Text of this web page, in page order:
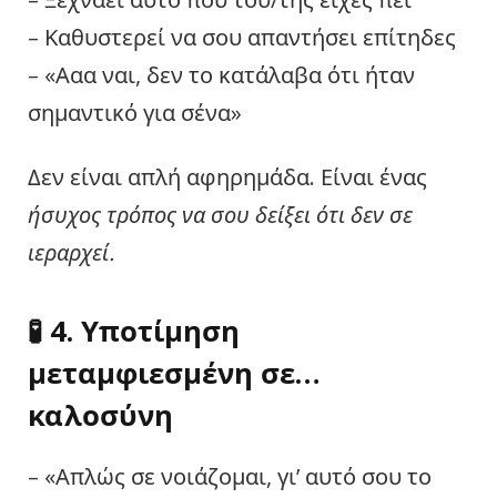
– Καθυστερεί να σου απαντήσει επίτηδες
– «Ααα ναι, δεν το κατάλαβα ότι ήταν
σημαντικό για σένα»
Δεν είναι απλή αφηρημάδα. Είναι ένας
ήσυχος τρόπος να σου δείξει ότι δεν σε
ιεραρχεί.
🧪 4. Υποτίμηση
μεταμφιεσμένη σε…
καλοσύνη
– «Απλώς σε νοιάζομαι, γι’ αυτό σου το